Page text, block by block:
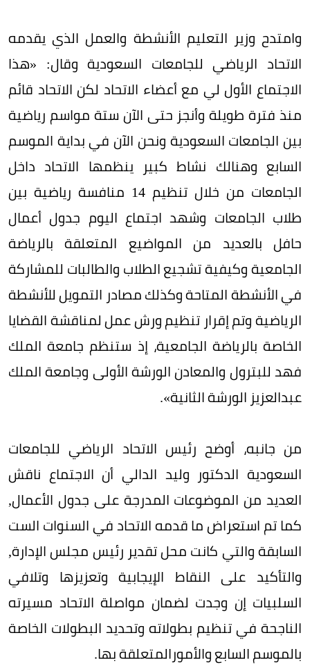
وامتدح وزير التعليم الأنشطة والعمل الذي يقدمه
الاتحاد الرياضي للجامعات السعودية وقال: «هذا
الاجتماع الأول لي مع أعضاء الاتحاد لكن الاتحاد قائم
منذ فترة طويلة وأنجز حتى الآن ستة مواسم رياضية
بين الجامعات السعودية ونحن الآن في بداية الموسم
السابع وهنالك نشاط كبير ينظمها الاتحاد داخل
الجامعات من خلال تنظيم 14 منافسة رياضية بين
طلاب الجامعات وشهد اجتماع اليوم جدول أعمال
حافل بالعديد من المواضيع المتعلقة بالرياضة
الجامعية وكيفية تشجيع الطلاب والطالبات للمشاركة
في الأنشطة المتاحة وكذلك مصادر التمويل للأنشطة
الرياضية وتم إقرار تنظيم ورش عمل لمناقشة القضايا
الخاصة بالرياضة الجامعية، إذ ستنظم جامعة الملك
فهد للبترول والمعادن الورشة الأولى وجامعة الملك
عبدالعزيز الورشة الثانية».
من جانبه، أوضح رئيس الاتحاد الرياضي للجامعات
السعودية الدكتور وليد الدالي أن الاجتماع ناقش
العديد من الموضوعات المدرجة على جدول الأعمال,
كما تم استعراض ما قدمه الاتحاد في السنوات الست
السابقة والتي كانت محل تقدير رئيس مجلس الإدارة,
والتأكيد على النقاط الإيجابية وتعزيزها وتلافي
السلبيات إن وجدت لضمان مواصلة الاتحاد مسيرته
الناجحة في تنظيم بطولاته وتحديد البطولات الخاصة
بالموسم السابع والأمورالمتعلقة بها.